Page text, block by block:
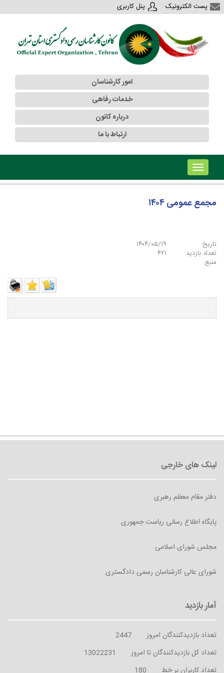
پست الکترونیک پنل کاربری
امور کارشناسان
خدمات رفاهی
درباره کانون
ارتباط با ما
!!!b۱!!!
مجمع عمومی ۱۴۰۴
تاریخ:
۱۴۰۴/۰۵/۱۹
تعداد بازدید:
۴۲۱
منبع:
دفتر مقام معظم رهبری
پایگاه اطلاع رسانی ریاست جمهوری
مجلس شورای اسلامی
شورای عالی کارشناسان رسمی دادگستری
تعداد بازدیدکنندگان امروز
2447
تعداد کل بازدیدکنندگان تا امروز
13022231